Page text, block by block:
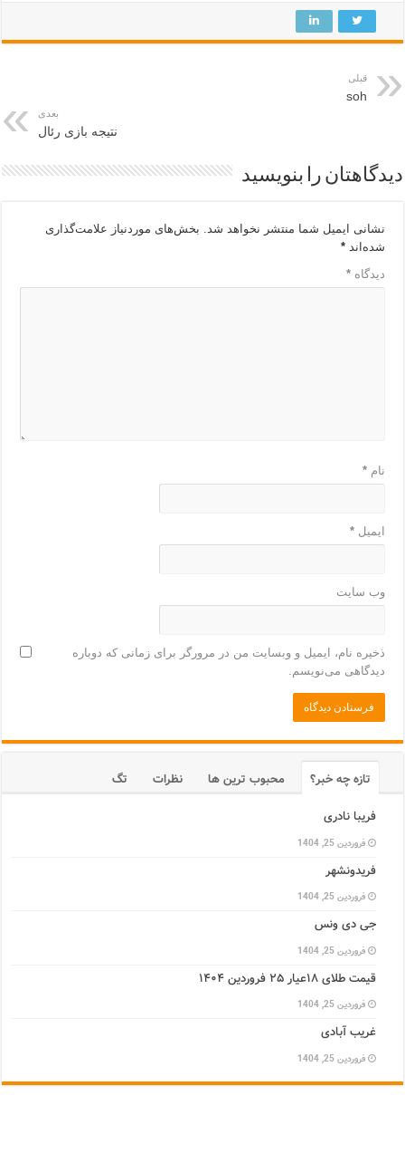
قبلی
soh
بعدی
نتیجه بازی رئال
دیدگاهتان را بنویسید
نشانی ایمیل شما منتشر نخواهد شد. بخش‌های موردنیاز علامت‌گذاری
شده‌اند*
دیدگاه*
نام*
ایمیل*
وب‌ سایت
ذخیره نام، ایمیل و وبسایت من در مرورگر برای زمانی که دوباره
دیدگاهی می‌نویسم.
تازه چه خبر؟ محبوب ترین ها نظرات
تگ
فریبا نادری
فروردین 25, 1404
فریدونشهر
فروردین 25, 1404
جی دی ونس
فروردین 25, 1404
قیمت طلای ۱۸عیار ۲۵ فروردین ۱۴۰۴
فروردین 25, 1404
غریب آبادی
فروردین 25, 1404